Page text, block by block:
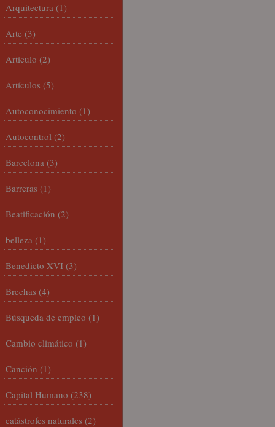
Arquitectura (1)
Arte (3)
Artículo (2)
Artículos (5)
Autoconocimiento (1)
Autocontrol (2)
Barcelona (3)
Barreras (1)
Beatificación (2)
belleza (1)
Benedicto XVI (3)
Brechas (4)
Búsqueda de empleo (1)
Cambio climático (1)
Canción (1)
Capital Humano (238)
catástrofes naturales (2)